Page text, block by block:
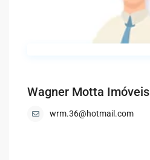
Wagner Motta Imóveis
wrm.36@hotmail.com